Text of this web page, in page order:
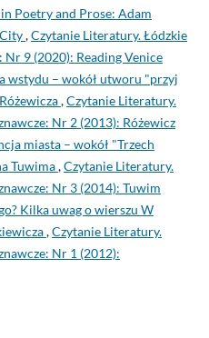
Poetry and Prose: Adam
,Czytanie Literatury. Łódzkie
9 (2020): Reading Venice
wstydu – wokół utworu "przyj
,Czytanie Literatury.
Nr 2 (2013): Różewicz
miasta – wokół "Trzech
Tuwima,Czytanie Literatury.
Nr 3 (2014): Tuwim
Kilka uwag o wierszu W
,Czytanie Literatury.
Nr 1 (2012):